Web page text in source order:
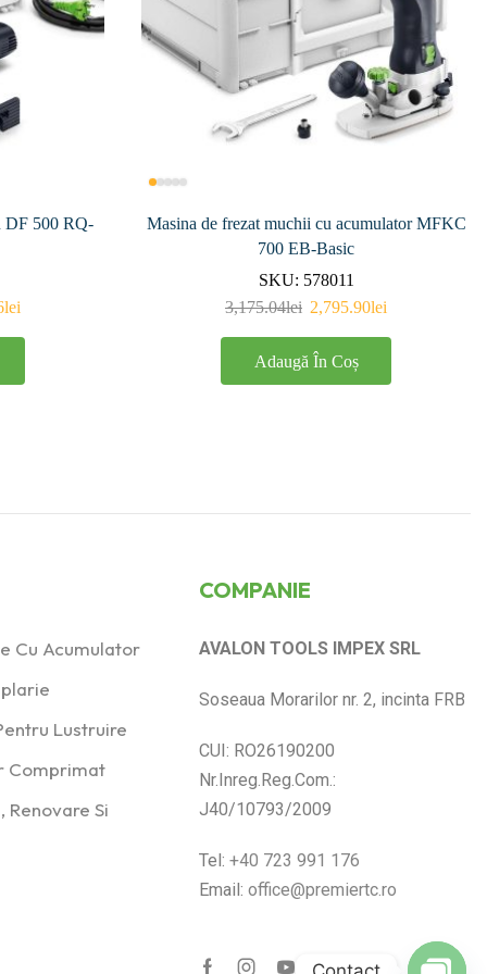
DF 500 RQ-
lei
Masina de frezat muchii cu acumulator MFKC
700 EB-Basic
SKU: 578011
3,175.04lei 2,795.90lei
Adaugă În Coș
Cu Acumulator
Lustruire
Comprimat
Renovare Si
COMPANIE
AVALON TOOLS IMPEX SRL
Soseaua Morarilor nr. 2, incinta FRB
CUI: RO26190200
Nr.Inreg.Reg.Com.:
J40/10793/2009
Tel:+40 723 991 176
Email:office@premiertc.ro